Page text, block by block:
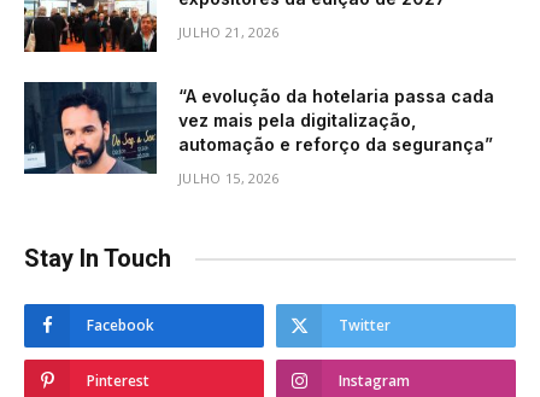
JULHO 21, 2026
“A evolução da hotelaria passa cada
vez mais pela digitalização,
automação e reforço da segurança”
JULHO 15, 2026
Stay In Touch
Facebook Twitter
Pinterest Instagram